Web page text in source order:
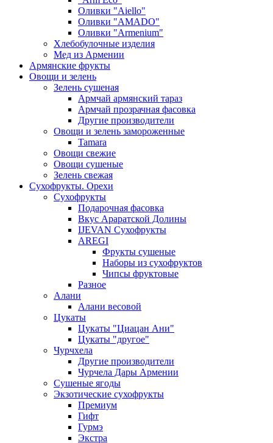
Оливки "Aiello"
Оливки "AMADO"
Оливки "Armenium"
Хлебобулочные изделия
Мед из Армении
Армянские фрукты
Овощи и зелень
Зелень сушеная
Армчай армянский тараз
Армчай прозрачная фасовка
Другие производители
Овощи и зелень замороженные
Tamara
Овощи свежие
Овощи сушеные
Зелень свежая
Сухофрукты. Орехи
Сухофрукты
Подарочная фасовка
Вкус Араратской Долины
IJEVAN Сухофрукты
AREGI
Фрукты сушеные
Наборы из сухофруктов
Чипсы фруктовые
Разное
Алани
Алани весовой
Цукаты
Цукаты "Циацан Ани"
Цукаты "другое"
Чурчхела
Другие производители
Чурчела Дары Армении
Сушеные ягоды
Экзотические сухофрукты
Премиум
Гифт
Гурмэ
Экстра